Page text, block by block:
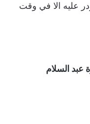
عليه الا في وقت
السلام